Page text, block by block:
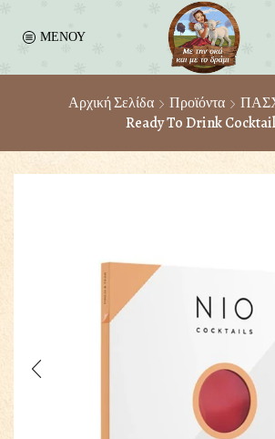
ΜΕΝΟΥ
Αρχική Σελίδα Προϊόντα
Ready To Drink